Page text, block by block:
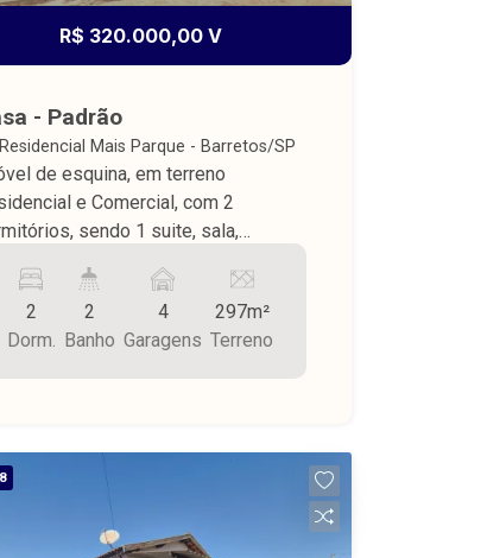
R$ 320.000,00 V
- Padrão
Residencial Mais Parque - Barretos/SP
de esquina, em terreno
e Comercial, com 2
sendo 1 suite, sala,
varanda com área de serviço,
para 4 carros, quintal, piso de
teto de laje. Proposta 1: R$
( Quitada )
2
Dorm.
2
Banho
4
Garagens
297m²
Terreno